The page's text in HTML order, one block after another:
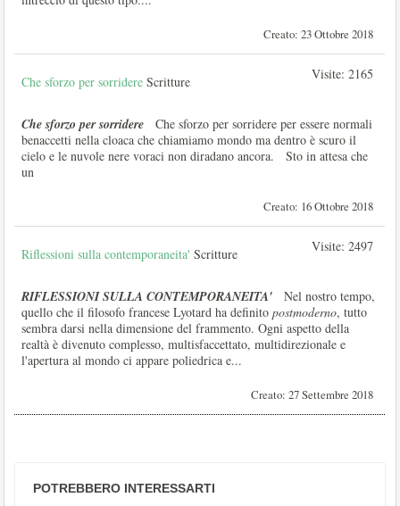
Creato: 23 Ottobre 2018
Visite: 2165
Che sforzo per sorridere Scritture
Che sforzo per sorridere Che sforzo per sorridere per essere normali
benaccetti nella cloaca che chiamiamo mondo ma dentro è scuro il
cielo e le nuvole nere voraci non diradano ancora. Sto in attesa che
un
Creato: 16 Ottobre 2018
Visite: 2497
Riflessioni sulla contemporaneita' Scritture
RIFLESSIONI SULLA CONTEMPORANEITA' Nel nostro tempo,
quello che il filosofo francese Lyotard ha definito postmoderno, tutto
sembra darsi nella dimensione del frammento. Ogni aspetto della
realtà è divenuto complesso, multisfaccettato, multidirezionale e
l'apertura al mondo ci appare poliedrica e...
Creato: 27 Settembre 2018
POTREBBERO INTERESSARTI